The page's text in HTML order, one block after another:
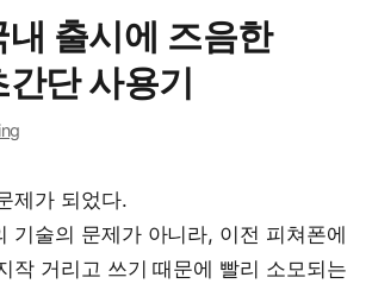
내 출시에 즈음한
단 사용기
제가 되었다.
기술의 문제가 아니라, 이전 피쳐폰에
작 거리고 쓰기 때문에 빨리 소모되는